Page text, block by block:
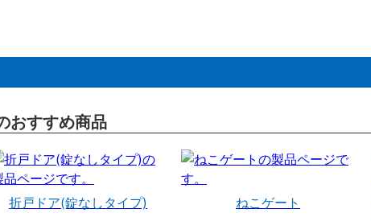
おすすめ商品
折戸ドア(錠なしタイプ)
ねこゲート